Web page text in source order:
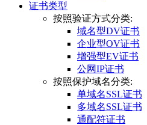
证书类型
按照验证方式分类:
域名型DV证书
企业型OV证书
增强型EV证书
公网IP证书
按照保护域名分类:
单域名SSL证书
多域名SSL证书
通配符证书